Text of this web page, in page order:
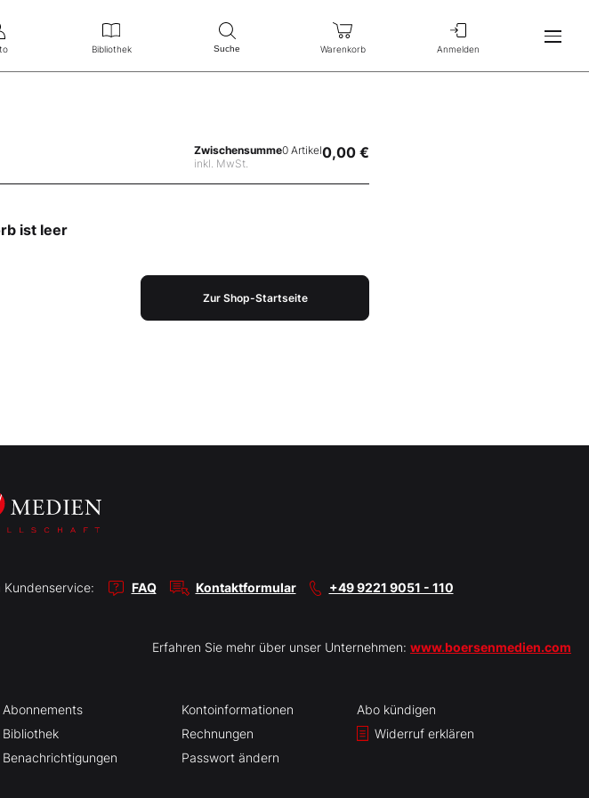
Bibliothek Suche Warenkorb Anmelden
Zwischensumme
inkl. MwSt.
0 Artikel0,00 €
ist leer
Zur Shop-Startseite
Kundenservice: FAQ Kontaktformular +49 9221 9051 - 110
Erfahren Sie mehr über unser Unternehmen: www.boersenmedien.com
Abonnements
Bibliothek
Benachrichtigungen
Kontoinformationen
Rechnungen
Passwort ändern
Abo kündigen
Widerruf erklären